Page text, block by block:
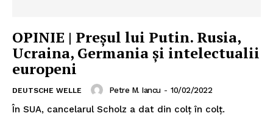
OPINIE | Preșul lui Putin. Rusia,
Ucraina, Germania și intelectualii
europeni
DEUTSCHE WELLE Petre M. Iancu - 10/02/2022
În SUA, cancelarul Scholz a dat din colț în colț.